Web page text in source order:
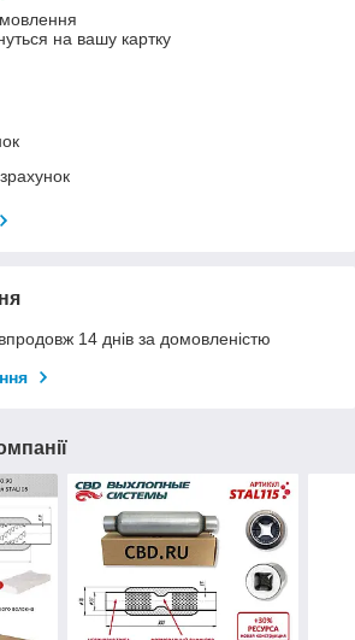
на вашу картку
14 днів за домовленістю